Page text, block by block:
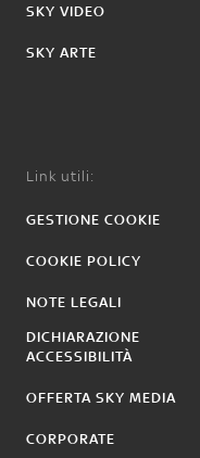
SKY VIDEO
SKY ARTE
Link utili:
GESTIONE COOKIE
COOKIE POLICY
NOTE LEGALI
DICHIARAZIONE
ACCESSIBILITÀ
OFFERTA SKY MEDIA
CORPORATE